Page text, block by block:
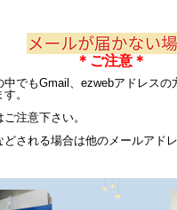
＊ご注意＊
中でもGmail、ezwebアドレス
。
注意下さい。
どされる場合は他のメールアド